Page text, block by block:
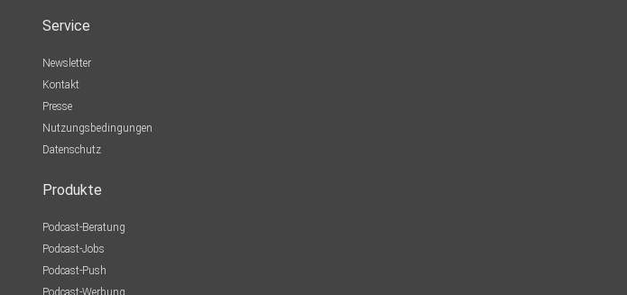
Service
Newsletter
Kontakt
Presse
Nutzungsbedingungen
Datenschutz
Produkte
Podcast-Beratung
Podcast-Jobs
Podcast-Push
Podcast-Werbung